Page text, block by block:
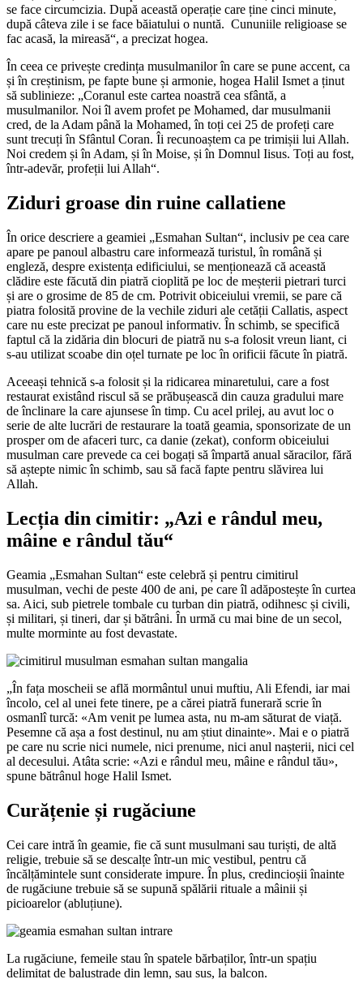
se face circumcizia. După această operație care ține cinci minute,
după câteva zile i se face băiatului o nuntă. Cununiile religioase se
fac acasă, la mireasă“, a precizat hogea.
În ceea ce privește credința musulmanilor în care se pune accent, ca
și în creștinism, pe fapte bune și armonie, hogea Halil Ismet a ținut
să sublinieze: „Coranul este cartea noastră cea sfântă, a
musulmanilor. Noi îl avem profet pe Mohamed, dar musulmanii
cred, de la Adam până la Mohamed, în toți cei 25 de profeți care
sunt trecuți în Sfântul Coran. Îi recunoaștem ca pe trimișii lui Allah.
Noi credem și în Adam, și în Moise, și în Domnul Iisus. Toți au fost,
într-adevăr, profeții lui Allah“.
Ziduri groase din ruine callatiene
În orice descriere a geamiei „Esmahan Sultan“, inclusiv pe cea care
apare pe panoul albastru care informează turistul, în română și
engleză, despre existența edificiului, se menționează că această
clădire este făcută din piatră cioplită pe loc de meșterii pietrari turci
și are o grosime de 85 de cm. Potrivit obiceiului vremii, se pare că
piatra folosită provine de la vechile ziduri ale cetății Callatis, aspect
care nu este precizat pe panoul informativ. În schimb, se specifică
faptul că la zidăria din blocuri de piatră nu s-a folosit vreun liant, ci
s-au utilizat scoabe din oțel turnate pe loc în orificii făcute în piatră.
Aceeași tehnică s-a folosit și la ridicarea minaretului, care a fost
restaurat existând riscul să se prăbușească din cauza gradului mare
de înclinare la care ajunsese în timp. Cu acel prilej, au avut loc o
serie de alte lucrări de restaurare la toată geamia, sponsorizate de un
prosper om de afaceri turc, ca danie (zekat), conform obiceiului
musulman care prevede ca cei bogați să împartă anual săracilor, fără
să aștepte nimic în schimb, sau să facă fapte pentru slăvirea lui
Allah.
Lecția din cimitir: „Azi e rândul meu,
mâine e rândul tău“
Geamia „Esmahan Sultan“ este celebră și pentru cimitirul
musulman, vechi de peste 400 de ani, pe care îl adăpostește în curtea
sa. Aici, sub pietrele tombale cu turban din piatră, odihnesc și civili,
și militari, și tineri, dar și bătrâni. În urmă cu mai bine de un secol,
multe morminte au fost devastate.
„În fața moscheii se află mormântul unui muftiu, Ali Efendi, iar mai
încolo, cel al unei fete tinere, pe a cărei piatră funerară scrie în
osmanlî turcă: «Am venit pe lumea asta, nu m-am săturat de viață.
Pesemne că așa a fost destinul, nu am știut dinainte». Mai e o piatră
pe care nu scrie nici numele, nici prenume, nici anul nașterii, nici cel
al decesului. Atâta scrie: «Azi e rândul meu, mâine e rândul tău»,
spune bătrânul hoge Halil Ismet.
Curățenie și rugăciune
Cei care intră în geamie, fie că sunt musulmani sau turiști, de altă
religie, trebuie să se descalțe într-un mic vestibul, pentru că
încălțămintele sunt considerate impure. În plus, credincioșii înainte
de rugăciune trebuie să se supună spălării rituale a mâinii și
picioarelor (abluțiune).
La rugăciune, femeile stau în spatele bărbaților, într-un spațiu
delimitat de balustrade din lemn, sau sus, la balcon.